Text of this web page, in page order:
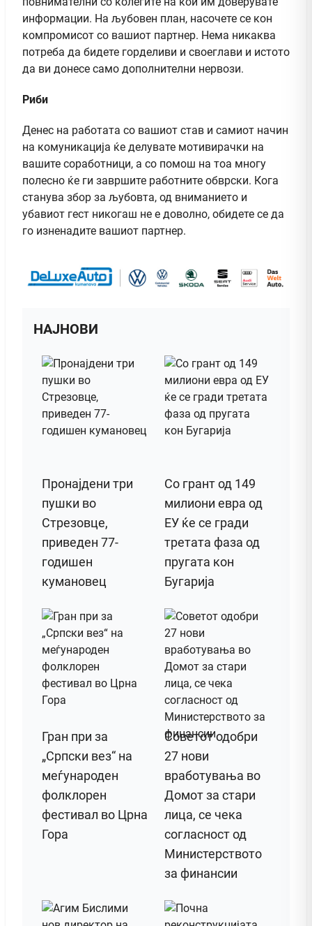
информации. На љубовен план, насочете се кон
компромисот со вашиот партнер. Нема никаква
потреба да бидете горделиви и своеглави и истото
да ви донесе само дополнителни нервози.
Риби
Денес на работата со вашиот став и самиот начин
на комуникација ќе делувате мотивирачки на
вашите соработници, а со помош на тоа многу
полесно ќе ги завршите работните обврски. Кога
станува збор за љубовта, од вниманието и
убавиот гест никогаш не е доволно, обидете се да
го изненадите вашиот партнер.
НАЈНОВИ
Пронајдени три
пушки во
Стрезовце,
приведен 77-
годишен
кумановец
Со грант од 149
милиони евра од
ЕУ ќе се гради
третата фаза од
пругата кон
Бугарија
Гран при за
„Српски вез“ на
меѓународен
фолклорен
фестивал во Црна
Гора
Советот одобри
27 нови
вработувања во
Домот за стари
лица, се чека
согласност од
Министерството
за финансии